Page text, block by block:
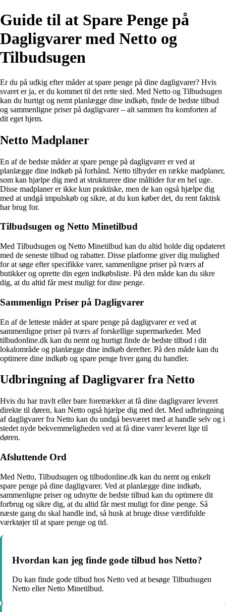
Guide til at Spare Penge på
Dagligvarer med Netto og
Tilbudsugen
Er du på udkig efter måder at spare penge på dine dagligvarer? Hvis
svaret er ja, er du kommet til det rette sted. Med Netto og Tilbudsugen
kan du hurtigt og nemt planlægge dine indkøb, finde de bedste tilbud
og sammenligne priser på dagligvarer – alt sammen fra komforten af
dit eget hjem.
Netto Madplaner
En af de bedste måder at spare penge på dagligvarer er ved at
planlægge dine indkøb på forhånd. Netto tilbyder en række madplaner,
som kan hjælpe dig med at strukturere dine måltider for en hel uge.
Disse madplaner er ikke kun praktiske, men de kan også hjælpe dig
med at undgå impulskøb og sikre, at du kun køber det, du rent faktisk
har brug for.
Tilbudsugen og Netto Minetilbud
Med Tilbudsugen og Netto Minetilbud kan du altid holde dig opdateret
med de seneste tilbud og rabatter. Disse platforme giver dig mulighed
for at søge efter specifikke varer, sammenligne priser på tværs af
butikker og oprette din egen indkøbsliste. På den måde kan du sikre
dig, at du altid får mest muligt for dine penge.
Sammenlign Priser på Dagligvarer
En af de letteste måder at spare penge på dagligvarer er ved at
sammenligne priser på tværs af forskellige supermarkeder. Med
tilbudonline.dk kan du nemt og hurtigt finde de bedste tilbud i dit
lokalområde og planlægge dine indkøb derefter. På den måde kan du
optimere dine indkøb og spare penge hver gang du handler.
Udbringning af Dagligvarer fra Netto
Hvis du har travlt eller bare foretrækker at få dine dagligvarer leveret
direkte til døren, kan Netto også hjælpe dig med det. Med udbringning
af dagligvarer fra Netto kan du undgå besværet med at handle selv og i
stedet nyde bekvemmeligheden ved at få dine varer leveret lige til
døren.
Afsluttende Ord
Med Netto, Tilbudsugen og tilbudonline.dk kan du nemt og enkelt
spare penge på dine dagligvarer. Ved at planlægge dine indkøb,
sammenligne priser og udnytte de bedste tilbud kan du optimere dit
forbrug og sikre dig, at du altid får mest muligt for dine penge. Så
næste gang du skal handle ind, så husk at bruge disse værdifulde
værktøjer til at spare penge og tid.
Hvordan kan jeg finde gode tilbud hos Netto?
Du kan finde gode tilbud hos Netto ved at besøge Tilbudsugen
Netto eller Netto Minetilbud.